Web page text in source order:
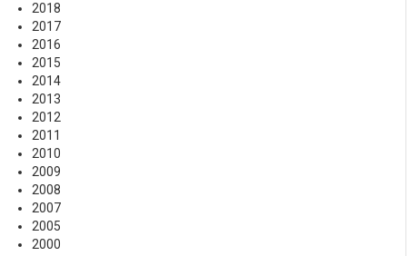
2018
2017
2016
2015
2014
2013
2012
2011
2010
2009
2008
2007
2005
2000